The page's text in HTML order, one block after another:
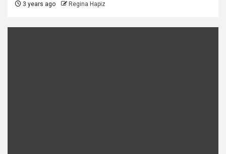
3 years ago Regina Hapiz